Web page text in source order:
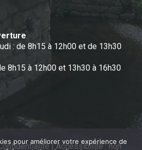
: de 8h15 à 12h00 et de 13h30
8h15 à 12h00 et 13h30 à 16h30
|Accessibilité : non
pour améliorer votre expérience de